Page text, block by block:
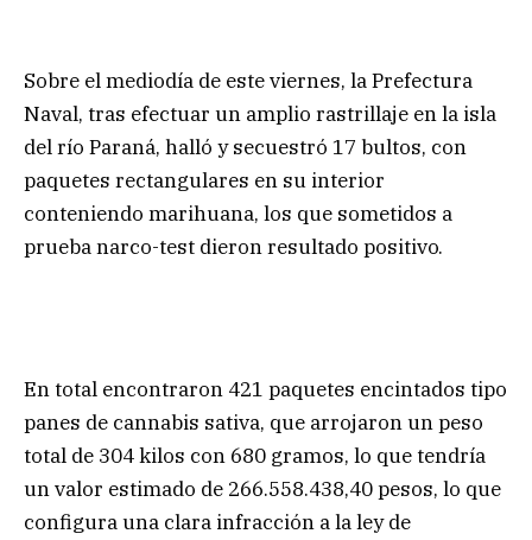
Sobre el mediodía de este viernes, la Prefectura
Naval, tras efectuar un amplio rastrillaje en la isla
del río Paraná, halló y secuestró 17 bultos, con
paquetes rectangulares en su interior
conteniendo marihuana, los que sometidos a
prueba narco-test dieron resultado positivo.
En total encontraron 421 paquetes encintados tipo
panes de cannabis sativa, que arrojaron un peso
total de 304 kilos con 680 gramos, lo que tendría
un valor estimado de 266.558.438,40 pesos, lo que
configura una clara infracción a la ley de